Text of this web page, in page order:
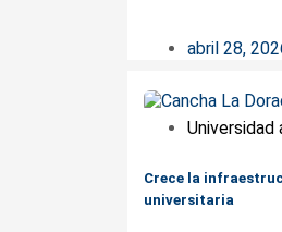
abril 28,
Universidad
Crece la
universitaria